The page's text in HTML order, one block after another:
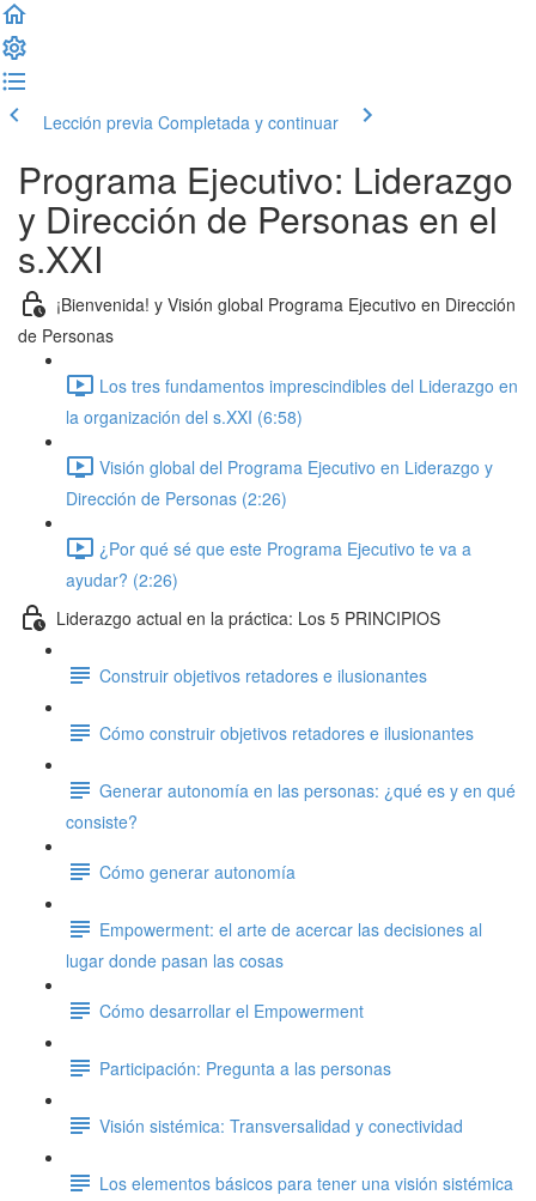
Lección previa Completada y continuar
Programa Ejecutivo: Liderazgo
y Dirección de Personas en el
s.XXI
¡Bienvenida! y Visión global Programa Ejecutivo en Dirección
de Personas
Los tres fundamentos imprescindibles del Liderazgo en
la organización del s.XXI (6:58)
Visión global del Programa Ejecutivo en Liderazgo y
Dirección de Personas (2:26)
¿Por qué sé que este Programa Ejecutivo te va a
ayudar? (2:26)
Liderazgo actual en la práctica: Los 5 PRINCIPIOS
Construir objetivos retadores e ilusionantes
Cómo construir objetivos retadores e ilusionantes
Generar autonomía en las personas: ¿qué es y en qué
consiste?
Cómo generar autonomía
Empowerment: el arte de acercar las decisiones al
lugar donde pasan las cosas
Cómo desarrollar el Empowerment
Participación: Pregunta a las personas
Visión sistémica: Transversalidad y conectividad
Los elementos básicos para tener una visión sistémica